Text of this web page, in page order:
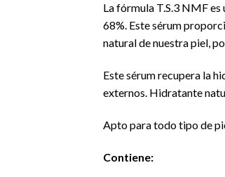
La fórmula T.S.3 NMF
68%. Este sérum
natural de nuestra piel,
Este sérum recupera la
externos. Hidratante
Apto para todo tipo de
Contiene: